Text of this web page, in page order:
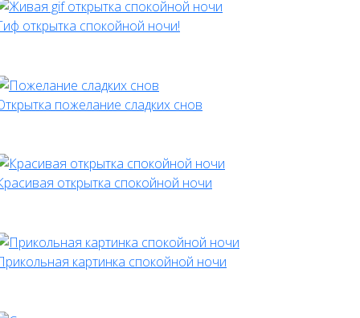
открытка спокойной ночи!
пожелание сладких снов
открытка спокойной ночи
картинка спокойной ночи